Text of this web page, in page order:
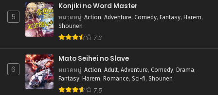
5
Konjiki no Word Master
หมวดหมู่: Action, Adventure, Comedy, Fantasy, Harem,
Shounen
7.3
6
Mato Seihei no Slave
หมวดหมู่: Action, Adult, Adventure, Comedy, Drama,
Fantasy, Harem, Romance, Sci-fi, Shounen
7.5